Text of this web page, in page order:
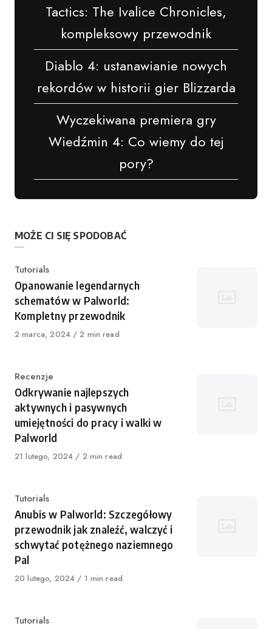
Tactics: The Ivalice Chronicles,
kompleksowy przewodnik
Diablo 4: ustanawianie nowych
rekordów w historii gier Blizzarda
Wyczekiwana premiera gry
Wiedźmin 4: Co wiemy do tej
pory?
MOŻE CI SIĘ SPODOBAĆ
Kategoria
Tutorials
Opanowanie legendarnych
schematów w Palworld:
Kompletny przewodnik
Opublikowano
2 marca, 2024 2 min read
Kategoria
Recenzje
Odkrywanie najlepszych
aktywnych i pasywnych
umiejętności do pracy i walki w
Palworld
Opublikowano
21 lutego, 2024 2 min read
Kategoria
Tutorials
Anubis w Palworld: Szczegółowy
przewodnik jak znaleźć, walczyć i
schwytać potężnego naziemnego
Pal
Opublikowano
20 lutego, 2024 1 min read
Kategoria
Tutorials